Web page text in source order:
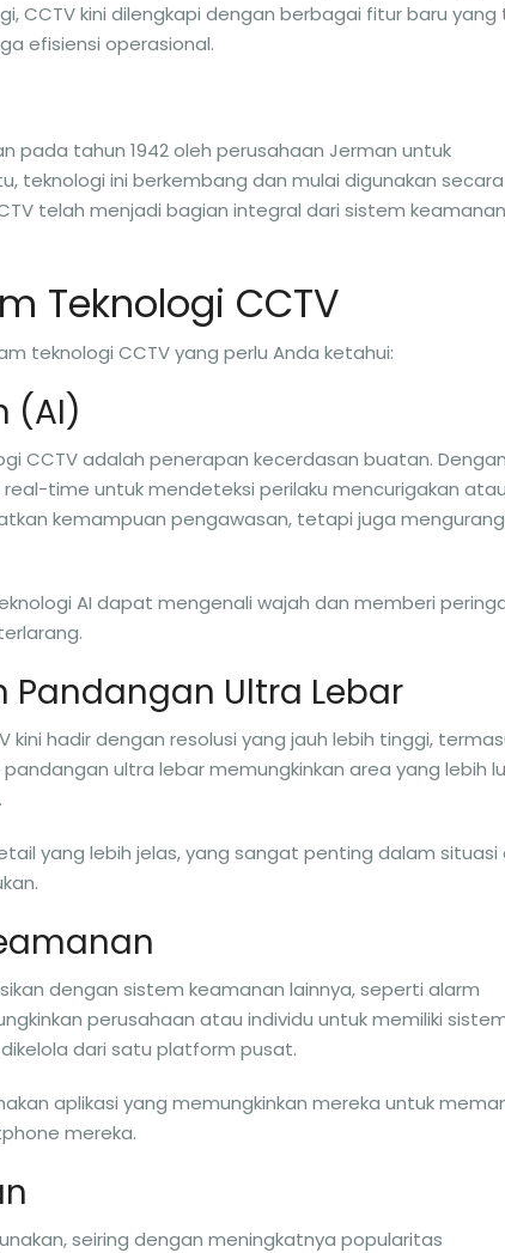
CCTV kini dilengkapi dengan berbagai fitur baru yang
efisiensi operasional.
pada tahun 1942 oleh perusahaan Jerman untuk
teknologi ini berkembang dan mulai digunakan secara
telah menjadi bagian integral dari sistem keamanan
Teknologi CCTV
teknologi CCTV yang perlu Anda ketahui:
(AI)
CCTV adalah penerapan kecerdasan buatan.
time untuk mendeteksi perilaku mencurigakan atau
kemampuan pengawasan, tetapi juga
AI dapat mengenali wajah dan memberi
Pandangan Ultra Lebar
kini hadir dengan resolusi yang jauh lebih tinggi,
ultra lebar memungkinkan area yang lebih
yang lebih jelas, yang sangat penting dalam situasi
dengan sistem keamanan lainnya, seperti alarm
perusahaan atau individu untuk memiliki
dari satu platform pusat.
aplikasi yang memungkinkan mereka untuk
mereka.
seiring dengan meningkatnya popularitas